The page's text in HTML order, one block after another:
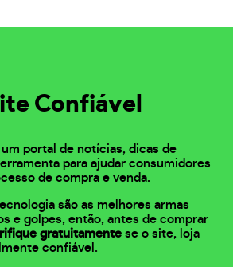
Confiável
portal de notícias, dicas de
para ajudar consumidores
de compra e venda.
são as melhores armas
e golpes, então, antes de comprar
gratuitamente se o site, loja
confiável.